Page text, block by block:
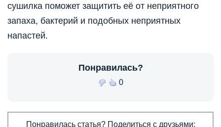
сушилка поможет защитить её от неприятного
запаха, бактерий и подобных неприятных
напастей.
Понравилась?
0
Понравилась статья? Поделиться с друзьями: